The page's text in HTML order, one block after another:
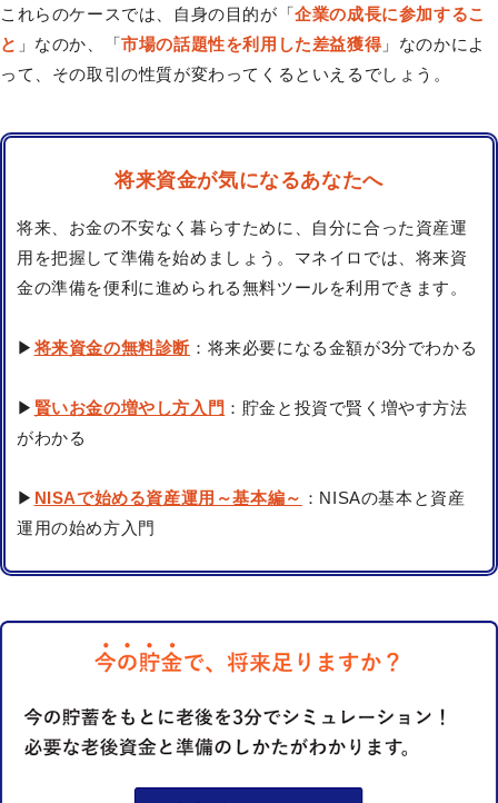
これらのケースでは、自身の目的が「企業の成長に参加するこ
と 」なのか、「市場の話題性を利用した差益獲得」なのかによ
って、その取引の性質が変わってくるといえるでしょう。
将来資金が気になるあなたへ
将来、お金の不安なく暮らすために、自分に合った資産運
用を把握して準備を始めましょう。マネイロでは、将来資
金の準備を便利に進められる無料ツールを利用できます。
▶将来資金の無料診断 ：将来必要になる金額が3分でわかる
▶ 賢いお金の増やし方入門 ：貯金と投資で賢く増やす方法
がわかる
▶ NISAで始める資産運用～基本編～ ：NISAの基本と資産
運用の始め方入門